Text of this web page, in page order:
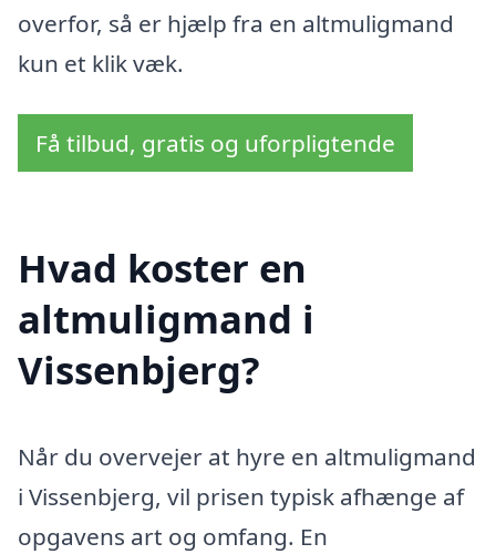
overfor, så er hjælp fra en altmuligmand
kun et klik væk.
Få tilbud, gratis og uforpligtende
Hvad koster en
altmuligmand i
Vissenbjerg?
Når du overvejer at hyre en altmuligmand
i Vissenbjerg, vil prisen typisk afhænge af
opgavens art og omfang. En